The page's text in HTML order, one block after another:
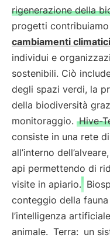
rigenerazione della
progetti
cambiamenti climatici
individui e
sostenibili. Ciò
degli spazi verdi, la
della biodiversità
monitoraggio. Hive-
consiste in una rete
all’interno
api permettendo di
visite in apiario.
conteggio della
l’intelligenza
animale. Terra: un